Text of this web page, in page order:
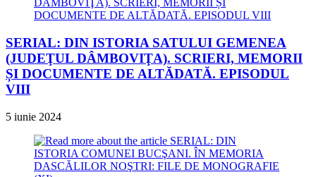
SERIAL: DIN ISTORIA SATULUI GEMENEA
(JUDEŢUL DÂMBOVIŢA). SCRIERI, MEMORII
ȘI DOCUMENTE DE ALTĂDATĂ. EPISODUL
VIII
5 iunie 2024